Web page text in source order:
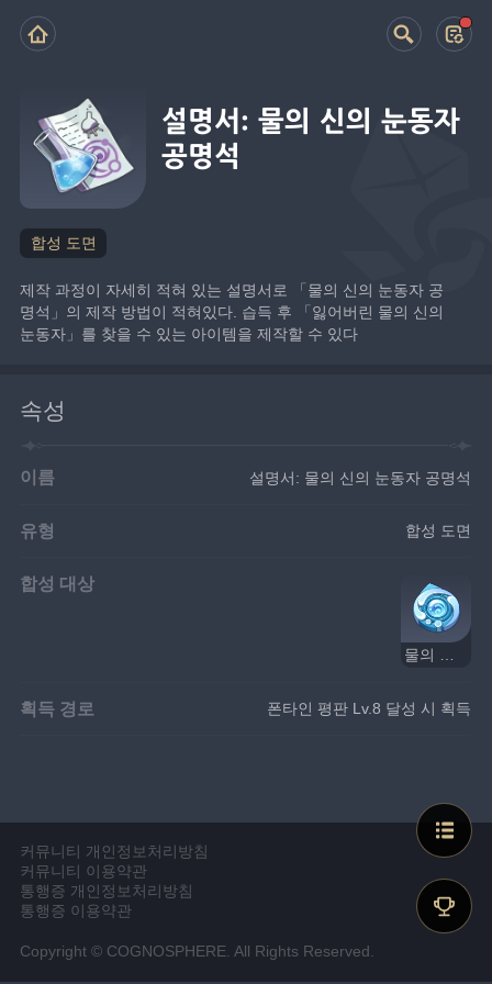
설명서: 물의 신의 눈동자
공명석
합성 도면
제작 과정이 자세히 적혀 있는 설명서로 「물의 신의 눈동자 공
명석」의 제작 방법이 적혀있다. 습득 후 「잃어버린 물의 신의
눈동자」를 찾을 수 있는 아이템을 제작할 수 있다
속성
이름 설명서: 물의 신의 눈동자 공명석
유형 합성 도면
합성 대상
획득 경로 폰타인 평판 Lv.8 달성 시 획득
커뮤니티 개인정보처리방침
커뮤니티 이용약관
통행증 개인정보처리방침
통행증 이용약관
Copyright © COGNOSPHERE. All Rights Reserved.